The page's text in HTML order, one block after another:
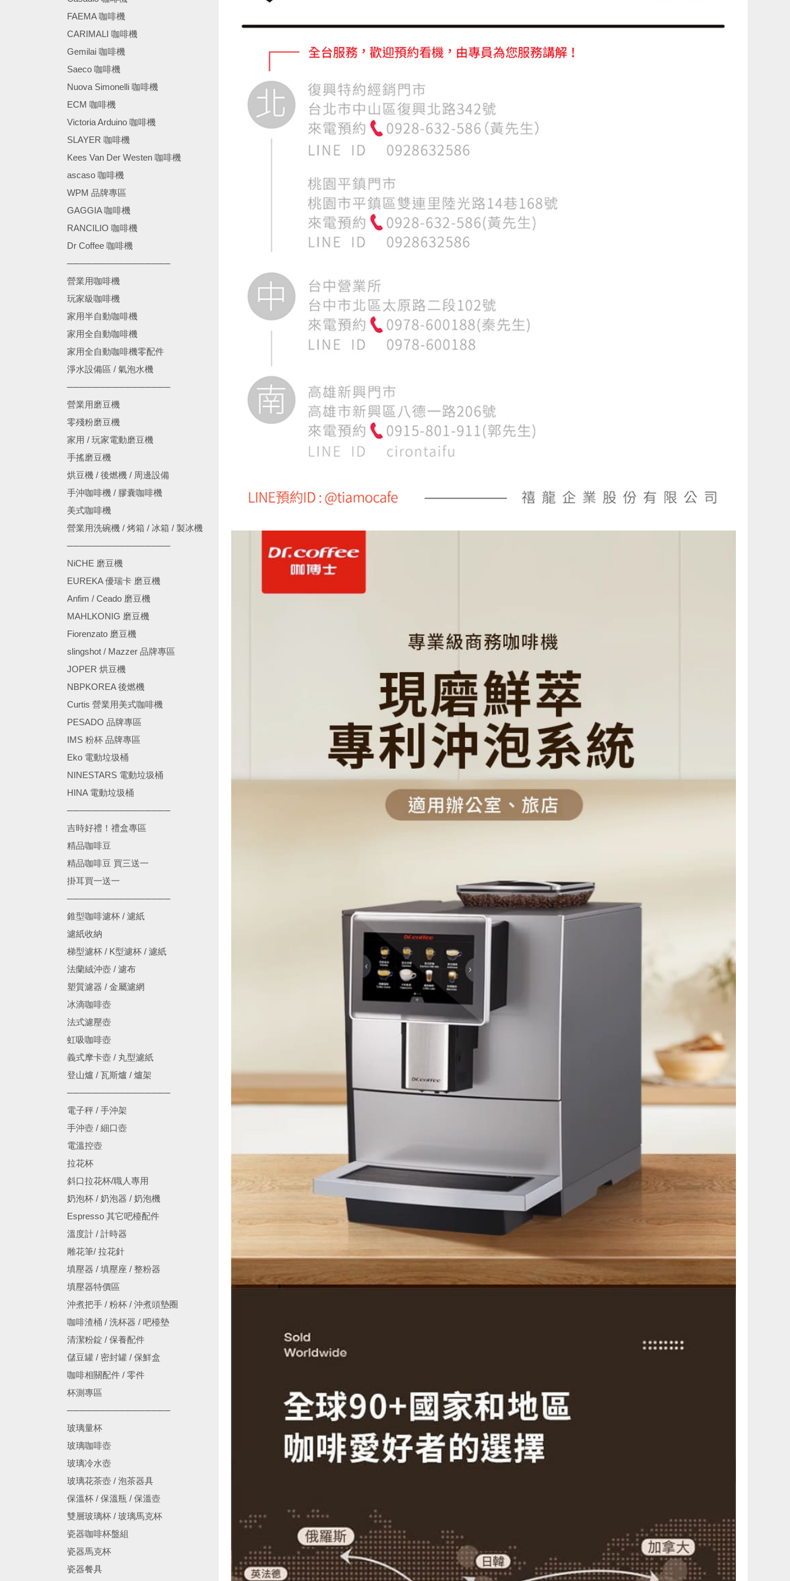
FAEMA 咖啡機
CARIMALI 咖啡機
Gemilai 咖啡機
Saeco 咖啡機
Nuova Simonelli 咖啡機
ECM 咖啡機
Victoria Arduino 咖啡機
SLAYER 咖啡機
Kees Van Der Westen 咖啡機
ascaso 咖啡機
WPM 品牌專區
GAGGIA 咖啡機
RANCILIO 咖啡機
Dr Coffee 咖啡機
────────────────
營業用咖啡機
玩家級咖啡機
家用半自動咖啡機
家用全自動咖啡機
家用全自動咖啡機零配件
淨水設備區 / 氣泡水機
────────────────
營業用磨豆機
零殘粉磨豆機
家用 / 玩家電動磨豆機
手搖磨豆機
烘豆機 / 後燃機 / 周邊設備
手沖咖啡機 / 膠囊咖啡機
美式咖啡機
營業用洗碗機 / 烤箱 / 冰箱 / 製冰機
────────────────
NiCHE 磨豆機
EUREKA 優瑞卡 磨豆機
Anfim / Ceado 磨豆機
MAHLKONIG 磨豆機
Fiorenzato 磨豆機
slingshot / Mazzer 品牌專區
JOPER 烘豆機
NBPKOREA 後燃機
Curtis 營業用美式咖啡機
PESADO 品牌專區
IMS 粉杯 品牌專區
Eko 電動垃圾桶
NINESTARS 電動垃圾桶
HINA 電動垃圾桶
────────────────
吉時好禮！禮盒專區
精品咖啡豆
精品咖啡豆 買三送一
掛耳買一送一
────────────────
錐型咖啡濾杯 / 濾紙
濾紙收納
梯型濾杯 / K型濾杯 / 濾紙
法蘭絨沖壺 / 濾布
塑質濾器 / 金屬濾網
冰滴咖啡壺
法式濾壓壺
虹吸咖啡壺
義式摩卡壺 / 丸型濾紙
登山爐 / 瓦斯爐 / 爐架
────────────────
電子秤 / 手沖架
手沖壺 / 細口壺
電溫控壺
拉花杯
斜口拉花杯/職人專用
奶泡杯 / 奶泡器 / 奶泡機
Espresso 其它吧檯配件
溫度計 / 計時器
雕花筆/ 拉花針
填壓器 / 填壓座 / 整粉器
填壓器特價區
沖煮把手 / 粉杯 / 沖煮頭墊圈
咖啡渣桶 / 洗杯器 / 吧檯墊
清潔粉錠 / 保養配件
儲豆罐 / 密封罐 / 保鮮盒
咖啡相關配件 / 零件
杯測專區
────────────────
玻璃量杯
玻璃咖啡壺
玻璃冷水壺
玻璃花茶壺 / 泡茶器具
保溫杯 / 保溫瓶 / 保溫壺
雙層玻璃杯 / 玻璃馬克杯
瓷器咖啡杯盤組
瓷器馬克杯
瓷器餐具